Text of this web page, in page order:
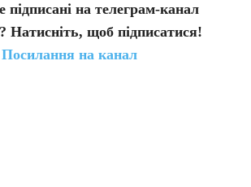
підписані на телеграм-канал
Натисніть, щоб підписатися!
Посилання на канал